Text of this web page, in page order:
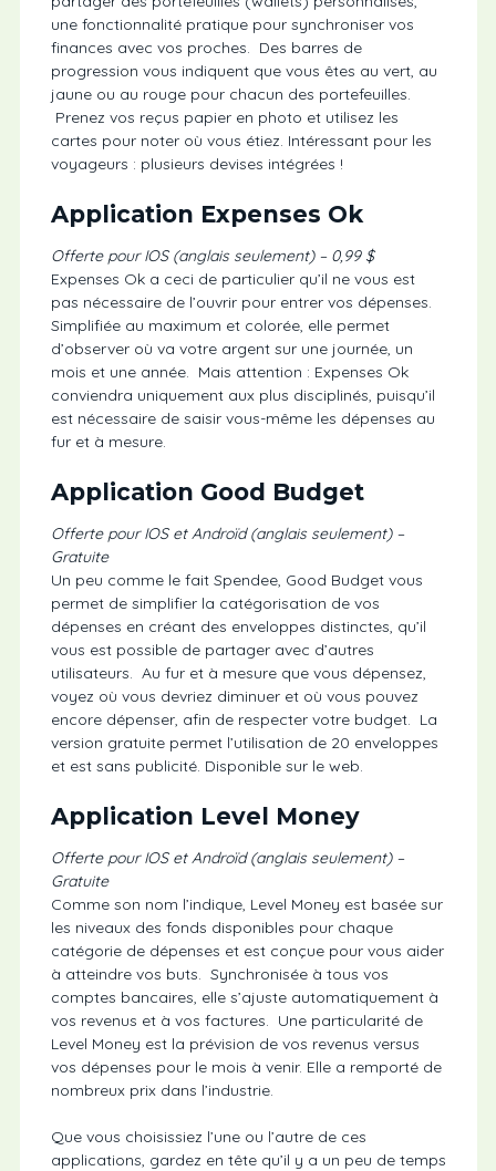
une fonctionnalité pratique pour synchroniser vos
finances avec vos proches. Des barres de
progression vous indiquent que vous êtes au vert, au
jaune ou au rouge pour chacun des portefeuilles.
Prenez vos reçus papier en photo et utilisez les
cartes pour noter où vous étiez. Intéressant pour les
voyageurs : plusieurs devises intégrées !
Application Expenses Ok
Offerte pour IOS (anglais seulement) – 0,99 $
Expenses Ok a ceci de particulier qu’il ne vous est
pas nécessaire de l’ouvrir pour entrer vos dépenses.
Simplifiée au maximum et colorée, elle permet
d’observer où va votre argent sur une journée, un
mois et une année. Mais attention : Expenses Ok
conviendra uniquement aux plus disciplinés, puisqu’il
est nécessaire de saisir vous-même les dépenses au
fur et à mesure.
Application Good Budget
Offerte pour IOS et Androïd (anglais seulement) –
Gratuite
Un peu comme le fait Spendee, Good Budget vous
permet de simplifier la catégorisation de vos
dépenses en créant des enveloppes distinctes, qu’il
vous est possible de partager avec d’autres
utilisateurs. Au fur et à mesure que vous dépensez,
voyez où vous devriez diminuer et où vous pouvez
encore dépenser, afin de respecter votre budget. La
version gratuite permet l’utilisation de 20 enveloppes
et est sans publicité. Disponible sur le web.
Application Level Money
Offerte pour IOS et Androïd (anglais seulement) –
Gratuite
Comme son nom l’indique, Level Money est basée sur
les niveaux des fonds disponibles pour chaque
catégorie de dépenses et est conçue pour vous aider
à atteindre vos buts. Synchronisée à tous vos
comptes bancaires, elle s’ajuste automatiquement à
vos revenus et à vos factures. Une particularité de
Level Money est la prévision de vos revenus versus
vos dépenses pour le mois à venir. Elle a remporté de
nombreux prix dans l’industrie.
Que vous choisissiez l’une ou l’autre de ces
applications, gardez en tête qu’il y a un peu de temps